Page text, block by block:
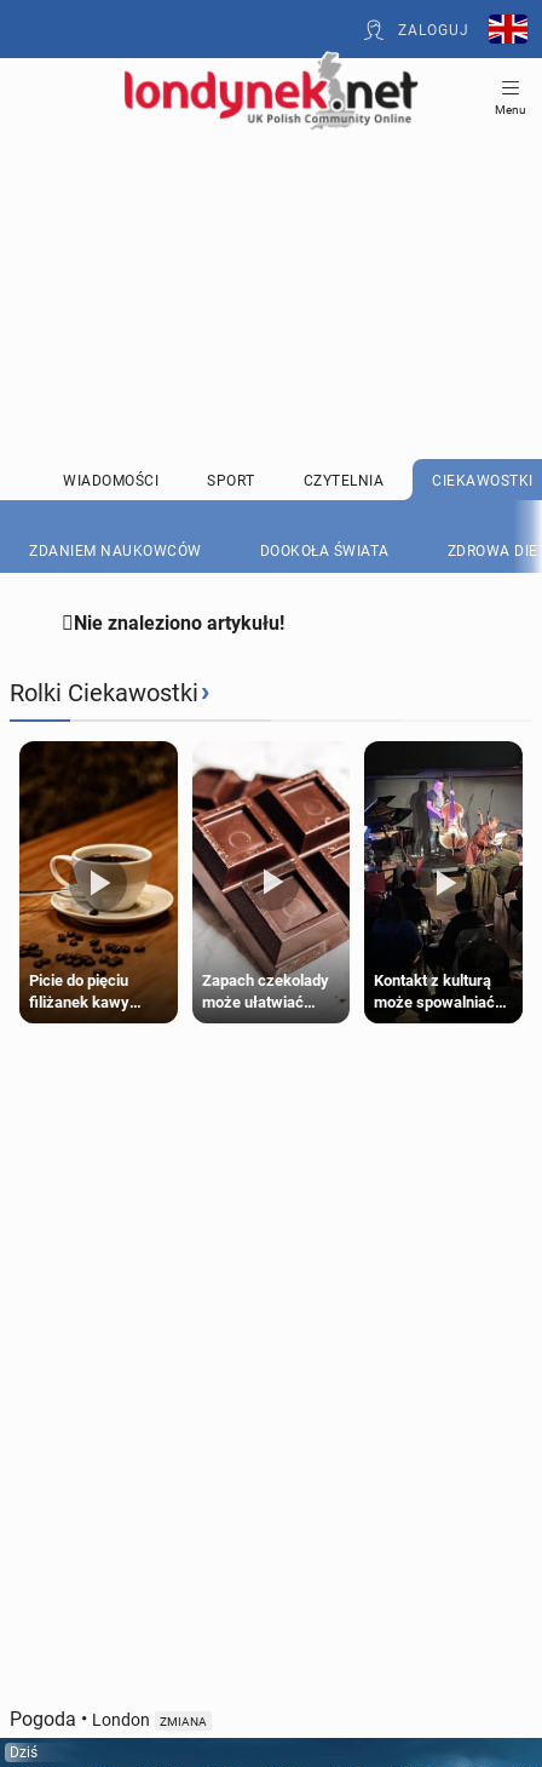
ZALOGUJ
Menu
WIADOMOŚCI SPORT CZYTELNIA CIEKAWOSTKI
ZDANIEM NAUKOWCÓW DOOKOŁA ŚWIATA ZDROWA
Nie znaleziono artykułu!
Rolki Ciekawostki›
Picie do pięciu
filiżanek kawy
dziennie jest
Zapach czekolady
może ułatwiać
trening siłowy
Kontakt z kulturą
może spowalniać
starzenie
Pogoda • London ZMIANA
Dziś